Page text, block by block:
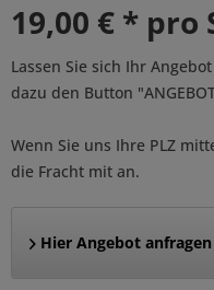
19,00 € * pro
Lassen Sie sich Ihr
dazu den Button
Wenn Sie uns Ihre PLZ
die Fracht mit an.
Hier Angebot anfragen